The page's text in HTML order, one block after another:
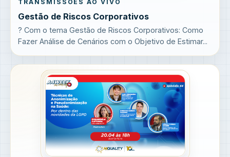
TRANSMISSÕES AO VIVO
Gestão de Riscos Corporativos
? Com o tema Gestão de Riscos Corporativos: Como
Fazer Análise de Cenários com o Objetivo de Estimar...